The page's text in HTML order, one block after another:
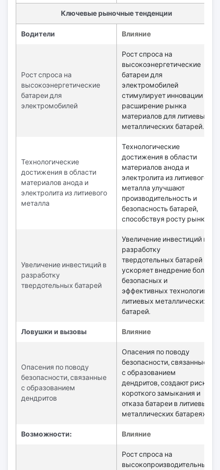
Ключевые рыночные тенденции
Водители Влияние
Рост спроса на
высокоэнергетические
батареи для
электромобилей
Рост спроса на
высокоэнергетические
батареи для
электромобилей
стимулирует инновации и
расширение рынка
материалов для литиевых
металлических батарей.
Технологические
достижения в области
материалов анода и
электролита из литиевого
металла
Технологические
достижения в области
материалов анода и
электролита из литиевого
металла улучшают
производительность и
безопасность батарей,
способствуя росту рынка.
Увеличение инвестиций в
разработку
твердотельных батарей
Увеличение инвестиций в
разработку
твердотельных батарей
ускоряет внедрение более
безопасных и
эффективных технологий
литиевых металлических
батарей.
Ловушки и вызовы Влияние
Опасения по поводу
безопасности, связанные
с образованием
дендритов
Опасения по поводу
безопасности, связанные
с образованием
дендритов, создают риски
короткого замыкания и
отказа батареи в литиевых
металлических батареях.
Возможности: Влияние
Рост спроса на
высокопроизводительные,